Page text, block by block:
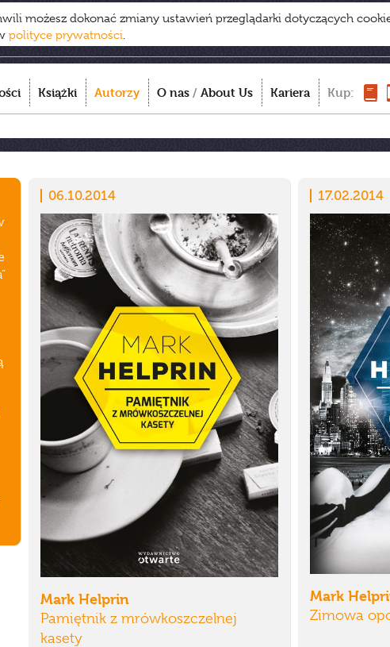
możesz dokonać zmiany ustawień przeglądarki dotyczących
polityce prywatności.
Książki Autorzy O nas / About Us Kariera Kup:
06.10.2014
Mark Helprin
Pamiętnik z mrówkoszczelnej
kasety
17.02.2014
Mark
Zimowa